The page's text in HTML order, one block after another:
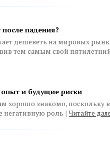
после падения?
дешеветь на мировых
тем самым свой
и будущие риски
хорошо знакомо, поскольку
негативную роль { Читайте